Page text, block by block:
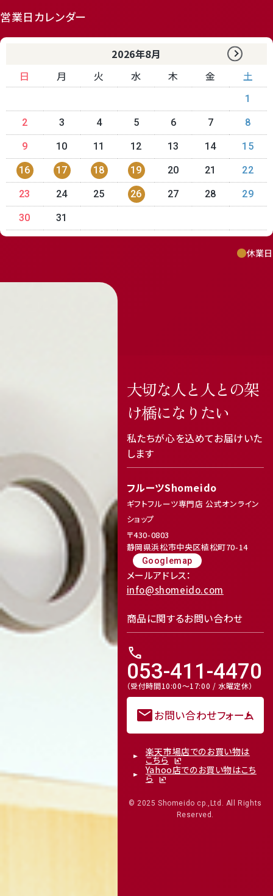
Mail Magazine
featured_seasonal_and_gifts delivery_truck_speed
営業日カレンダー
2026年8月
日
月 火 水 木 金 土
1
2 3 4 5 6 7 8
9 10 11 12 13 14 15
16 17 18 19 20 21 22
23 24 25 26 27 28 29
30 31
休業日
大切な人と人との架
け橋になりたい
私たちが心を込めてお届けいた
します
フルーツShomeido
ギフトフルーツ専門店 公式オンライン
ショップ
〒430-0803
静岡県浜松市中央区植松町70-14
Googlemap
メールアドレス：
info@shomeido.com
商品に関するお問い合わせ
call
053-411-4470
（受付時間10:00～17:00 / 水曜定休）
mailお問い合わせフォーム
楽天市場店でのお買い物は
こちら
Yahoo店でのお買い物はこち
ら
© 2025 Shomeido cp.,Ltd. All Rights
Reserved.